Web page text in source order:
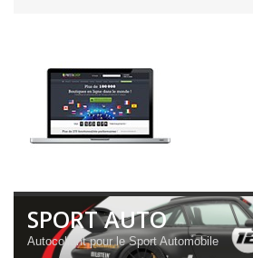
SPORT AUTO
Autocollant pour le Sport Automobile